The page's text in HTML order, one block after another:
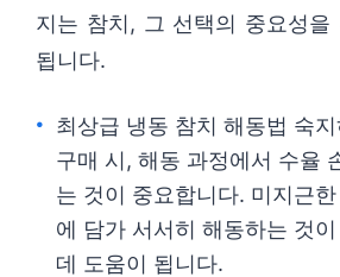
지는 참치, 그 선택의 중요성을
됩니다.
최상급 냉동 참치 해동법 숙
구매 시, 해동 과정에서 수율
는 것이 중요합니다. 미지근
에 담가 서서히 해동하는 것
데 도움이 됩니다.